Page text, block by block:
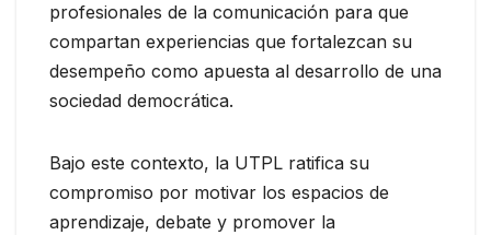
profesionales de la comunicación para que
compartan experiencias que fortalezcan su
desempeño como apuesta al desarrollo de una
sociedad democrática.
Bajo este contexto, la UTPL ratifica su
compromiso por motivar los espacios de
aprendizaje, debate y promover la